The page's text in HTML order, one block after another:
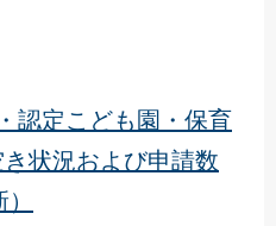
認定こども園・保育
状況および申請数